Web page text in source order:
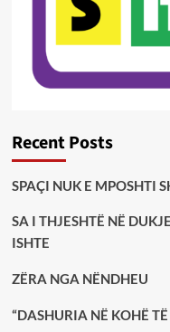
Recent Posts
SPAÇI NUK E MPOSHTI
SA I THJESHTË NË
ISHTE
ZËRA NGA NËNDHEU
“DASHURIA NË KOHË